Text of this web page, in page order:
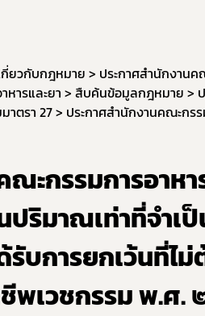
กี่ยวกับกฎหมาย ประกาศสำนักงานค
หารและยา
สืบค้นข้อมูลกฎหมาย
าตรา 27​
ะกรรมการอาหา
ริมาณเท่าที่จำเ
บการยกเว้นที่ไ
พเวชกรรม พ.ศ.